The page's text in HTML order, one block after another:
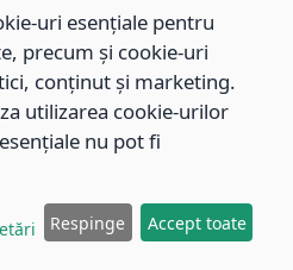
electronice
uri esențiale pentru
precum și cookie-uri
conținut și marketing.
utilizarea cookie-urilor
nu pot fi
Respinge Accept toate